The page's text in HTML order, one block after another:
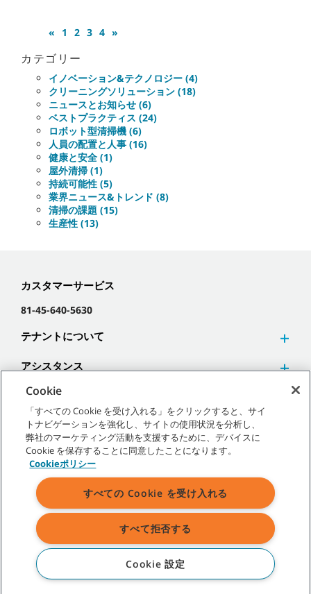
« 1 2 3 4 »
カテゴリー
イノベーション&テクノロジー (4)
クリーニングソリューション (18)
ニュースとお知らせ (6)
ベストプラクティス (24)
ロボット型清掃機 (6)
人員の配置と人事 (16)
健康と安全 (1)
屋外清掃 (1)
持続可能性 (5)
業界ニュース&トレンド (8)
清掃の課題 (15)
生産性 (13)
カスタマーサービス
81-45-640-5630
テナントについて
アシスタンス
©2026テナントカンパニー 無断複写･転載を禁じます。
サイトマップ|一般ポリシー|利用規約|販売条件
表示されている弊社商標およびロゴに関するすべての権利はテナント
カンパニーあるいはその関連会社、子会社に帰属します。
Cookie
「すべての Cookie を受け入れる」をクリックすると、サイ
トナビゲーションを強化し、サイトの使用状況を分析し、
弊社のマーケティング活動を支援するために、デバイスに
Cookie を保存することに同意したことになります。
Cookieポリシー
すべての Cookie を受け入れる
すべて拒否する
Cookie 設定